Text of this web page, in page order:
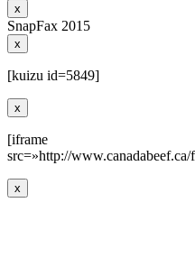
x
SnapFax 2015
x
[kuizu id=5849]
x
[iframe
src=»http://
x